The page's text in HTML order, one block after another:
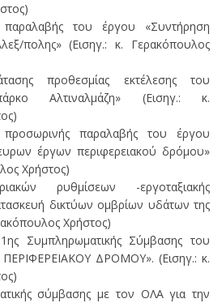
παραλαβής του έργου «Συντήρηση
πολης» (Εισηγ.: κ. Γερακόπουλος
προθεσμίας εκτέλεσης του
Αλτιναλμάζη» (Εισηγ.: κ.
προσωρινής παραλαβής του έργου
έργων περιφερειακού δρόμου»
Χρήστος)
ρυθμίσεων -εργοταξιακής
δικτύων ομβρίων υδάτων της
Χρήστος)
Συμπληρωματικής Σύμβασης του
ΔΡΟΜΟΥ». (Εισηγ.: κ.
σύμβασης με τον ΟΛΑ για την